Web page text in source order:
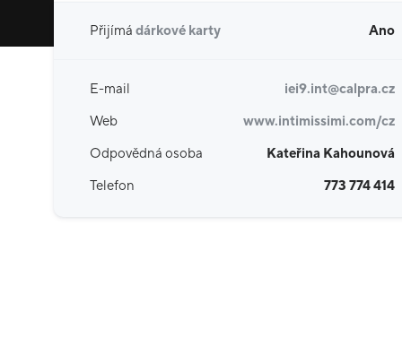
Přijímá dárkové karty Ano
E-mail
iei9.int@calpra.cz
Web
www.intimissimi.com/cz
Odpovědná osoba
Kateřina Kahounová
Telefon
773 774 414